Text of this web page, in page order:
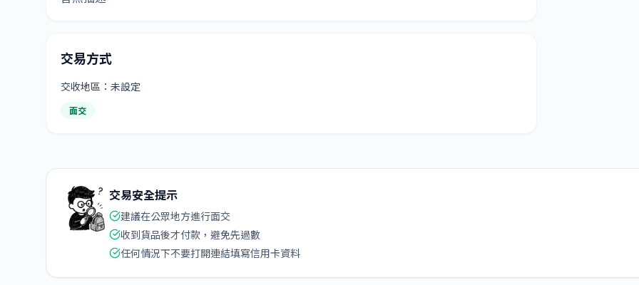
交易方式
交收地區：未設定
面交
交易安全提示
建議在公眾地方進行面交
收到貨品後才付款，避免先過數
任何情況下不要打開連結填寫信用卡資料